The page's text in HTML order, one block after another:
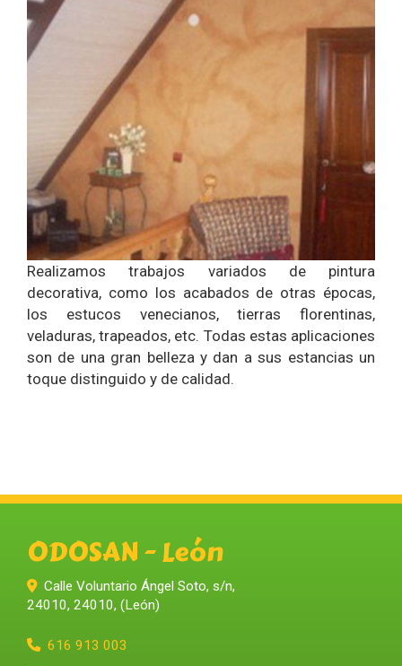
Realizamos trabajos variados de pintura
decorativa, como los acabados de otras épocas,
los estucos venecianos, tierras florentinas,
veladuras, trapeados, etc. Todas estas aplicaciones
son de una gran belleza y dan a sus estancias un
toque distinguido y de calidad.
ODOSAN - León
Calle Voluntario Ángel Soto, s/n,
24010, 24010, (León)
616 913 003